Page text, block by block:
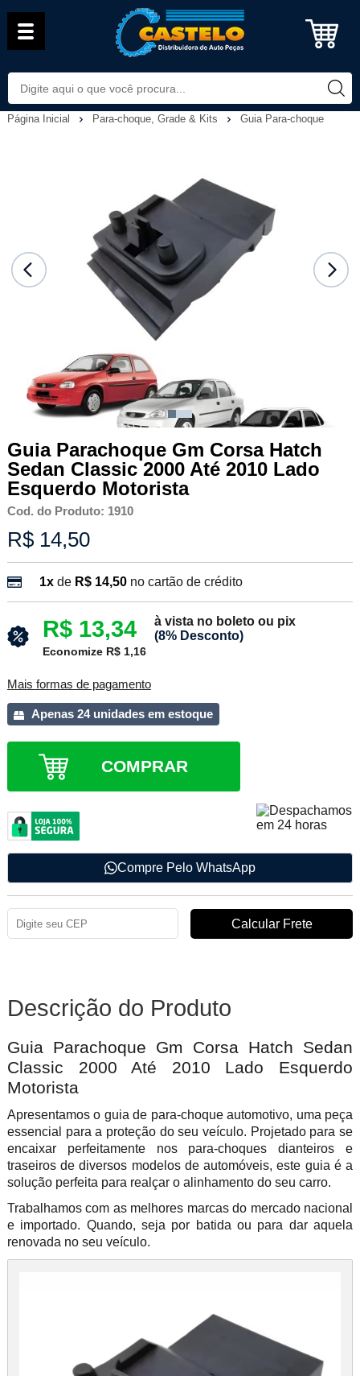
Página Inicial Para-choque, Grade & Kits Guia Para-choque
Guia Parachoque Gm Corsa Hatch
Sedan Classic 2000 Até 2010 Lado
Esquerdo Motorista
Cod. do Produto: 1910
R$ 14,50
1xde R$ 14,50 no cartão de crédito
R$ 13,34
à vista no boleto ou pix
(8% Desconto)
Economize R$ 1,16
Mais formas de pagamento
Apenas 24 unidades em estoque
COMPRAR
Compre Pelo WhatsApp
Descrição do Produto
Guia Parachoque Gm Corsa Hatch Sedan
Classic 2000 Até 2010 Lado Esquerdo
Motorista
Apresentamos o guia de para-choque automotivo, uma peça
essencial para a proteção do seu veículo. Projetado para se
encaixar perfeitamente nos para-choques dianteiros e
traseiros de diversos modelos de automóveis, este guia é a
solução perfeita para realçar o alinhamento do seu carro.
Trabalhamos com as melhores marcas do mercado nacional
e importado. Quando, seja por batida ou para dar aquela
renovada no seu veículo.